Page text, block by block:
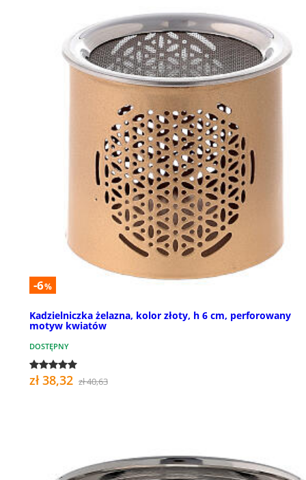
-6%
Kadzielniczka żelazna, kolor złoty, h 6 cm, perforowany
motyw kwiatów
DOSTĘPNY
zł 38,32 zł 40,63